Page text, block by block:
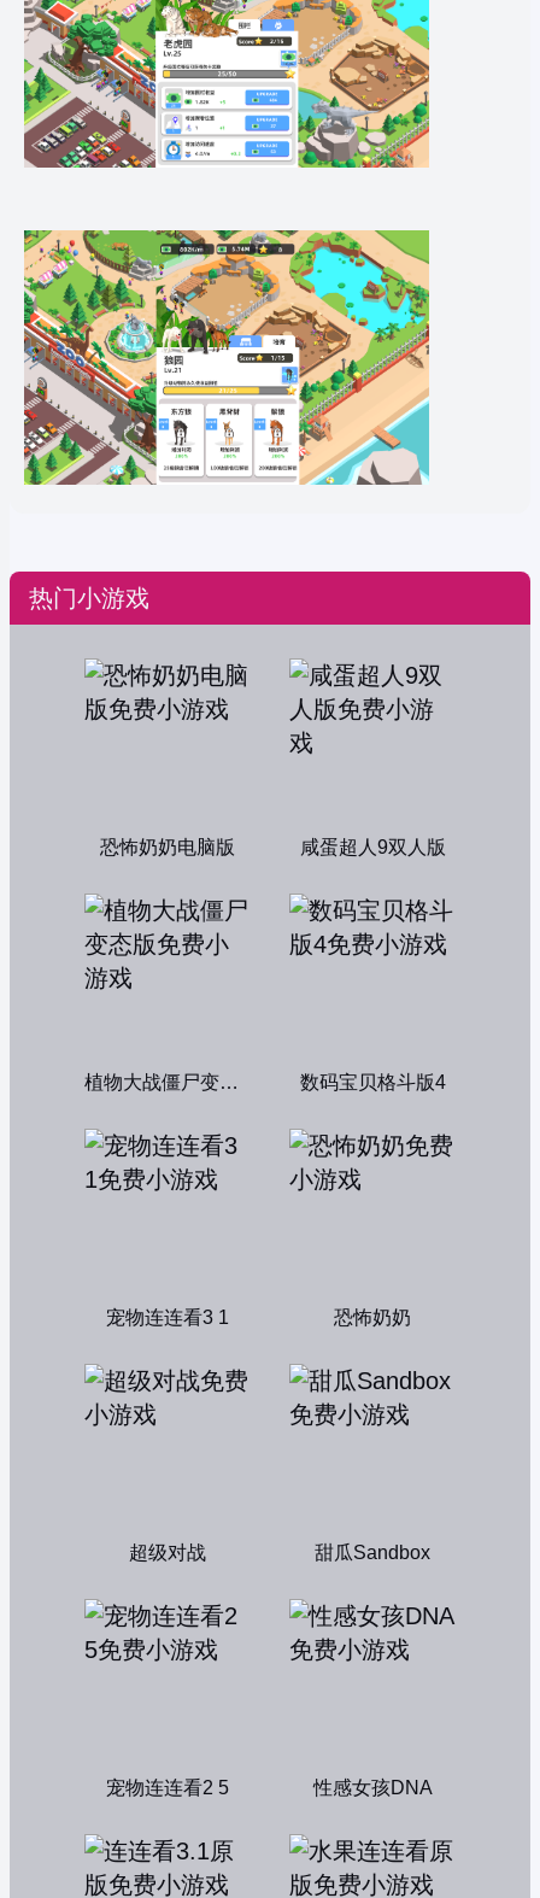
热门小游戏
恐怖奶奶电脑版 咸蛋超人9双人版
植物大战僵尸变态版 数码宝贝格斗版4
宠物连连看3 1 恐怖奶奶
超级对战 甜瓜Sandbox
宠物连连看2 5 性感女孩DNA